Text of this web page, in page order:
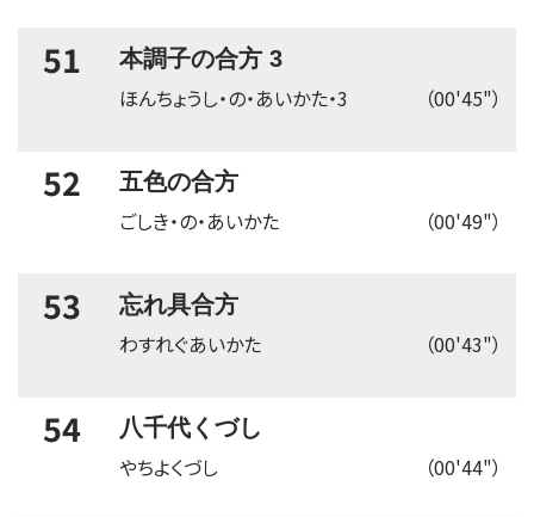
51 本調子の合方 3
（00'45"）
ほんちょうし・の・あいかた・3
52 五色の合方
（00'49"）
ごしき・の・あいかた
53 忘れ具合方
（00'43"）
わすれぐあいかた
54 八千代くづし
（00'44"）
やちよくづし